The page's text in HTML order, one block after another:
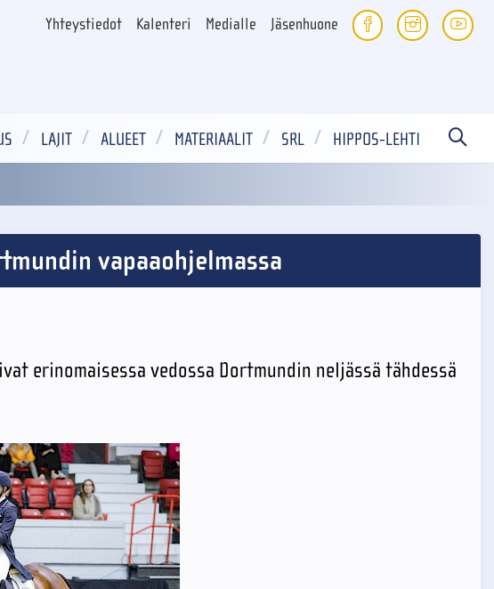
Yhteystiedot Kalenteri Medialle Jäsenhuone
LAJIT ALUEET MATERIAALIT SRL HIPPOS-LEHTI
vapaaohjelmassa
erinomaisessa vedossa Dortmundin neljässä tähdessä